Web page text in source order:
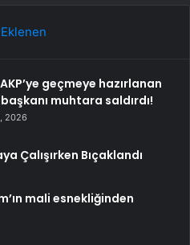
AKP’ye geçmeye hazırlanan
muhtara saldırdı!
2026
Çalışırken Bıçaklandı
mali esnekliğinden